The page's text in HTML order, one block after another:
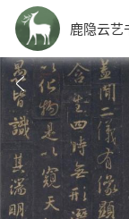
鹿隐云艺
